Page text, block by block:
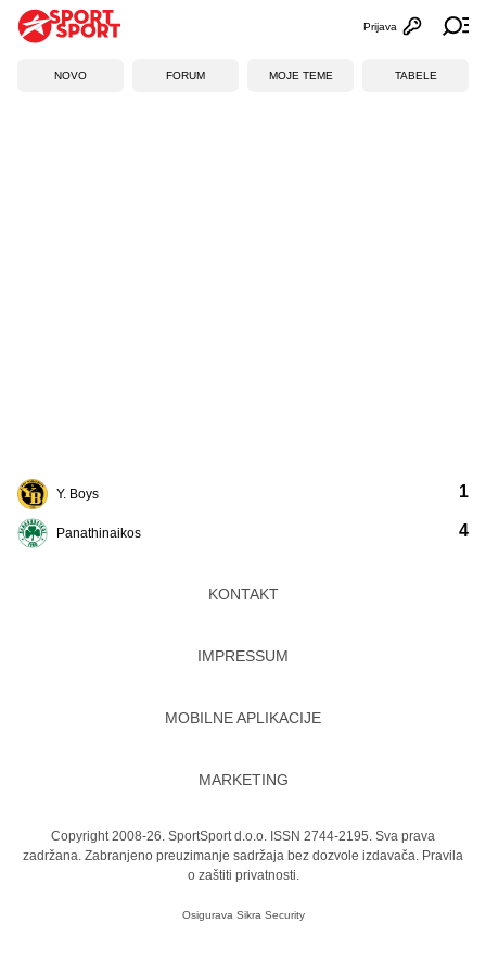
Otvori
Prijava
NOVO FORUM MOJE TEME TABELE
Y. Boys
Panathinaikos
1
4
KONTAKT
IMPRESSUM
MOBILNE APLIKACIJE
MARKETING
Copyright 2008-26. SportSport d.o.o. ISSN 2744-2195. Sva prava
zadržana. Zabranjeno preuzimanje sadržaja bez dozvole izdavača. Pravila
o zaštiti privatnosti.
Osigurava Sikra Security